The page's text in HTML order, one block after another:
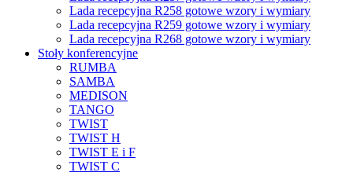
Lada recepcyjna R258 gotowe wzory i wymiary
Lada recepcyjna R259 gotowe wzory i wymiary
Lada recepcyjna R268 gotowe wzory i wymiary
Stoły konferencyjne
RUMBA
SAMBA
MEDISON
TANGO
TWIST
TWIST H
TWIST E i F
TWIST C